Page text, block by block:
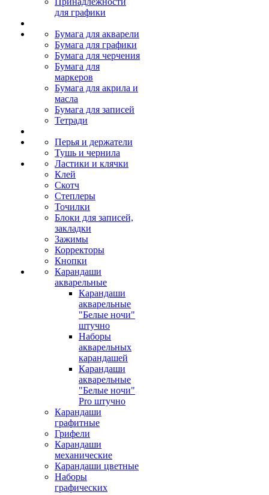
для графики
Бумага для акварели
Бумага для графики
Бумага для черчения
Бумага для
маркеров
Бумага для акрила и
масла
Бумага для записей
Тетради
Перья и держатели
Тушь и чернила
Ластики и клячки
Клей
Скотч
Степлеры
Точилки
Блоки для записей,
закладки
Зажимы
Корректоры
Кнопки
Карандаши
акварельные
Карандаши
акварельные
"Белые ночи"
штучно
Наборы
акварельных
карандашей
Карандаши
акварельные
"Белые ночи"
Pro штучно
Карандаши
графитные
Грифели
Карандаши
механические
Карандаши цветные
Наборы
графических